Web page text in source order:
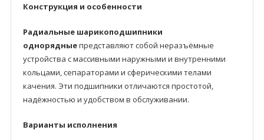
Конструкция и особенности
Радиальные шарикоподшипники
однорядныепредставляют собой неразъёмные
устройства с массивными наружными и внутренними
кольцами, сепараторами и сферическими телами
качения. Эти подшипники отличаются простотой,
надёжностью и удобством в обслуживании.
Варианты исполнения